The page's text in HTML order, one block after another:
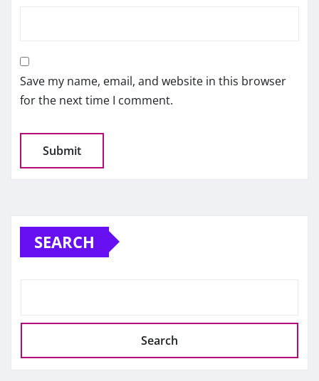
Save my name, email, and website in this browser
for the next time I comment.
SEARCH
Search